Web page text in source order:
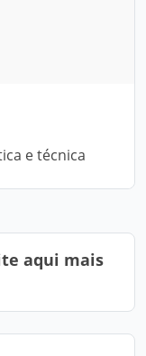
e técnica
aqui mais